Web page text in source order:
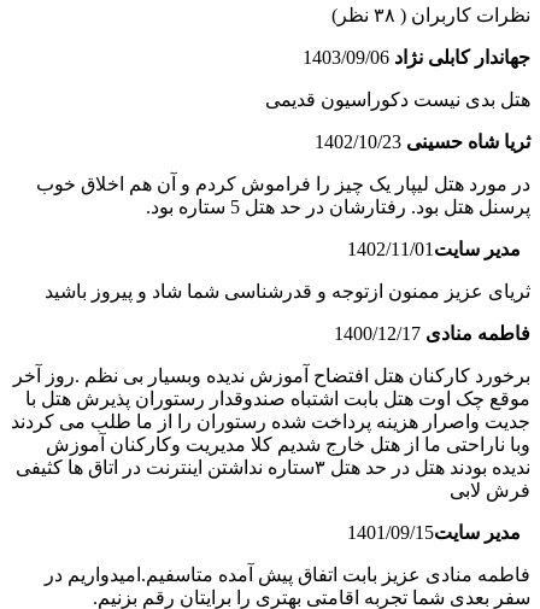
نظرات کاربران ( ۳۸ نظر)
جهاندار کابلى نژاد 1403/09/06
هتل بدى نیست دکوراسیون قدیمى
ثریا شاه حسینی 1402/10/23
در مورد هتل لیپار یک چیز را فراموش کردم و آن هم اخلاق خوب
پرسنل هتل بود. رفتارشان در حد هتل 5 ستاره بود.
مدیر سایت 1402/11/01
ثریای عزیز ممنون ازتوجه و قدرشناسی شما شاد و پیروز باشید
فاطمه منادی 1400/12/17
برخورد کارکنان هتل افتضاح آموزش ندیده وبسیار بی نظم .روز آخر
موقع چک اوت هتل بابت اشتباه صندوقدار رستوران پذیرش هتل با
جدیت واصرار هزینه پرداخت شده رستوران را از ما طلب می کردند
وبا ناراحتی ما از هتل خارج شدیم کلا مدیریت وکارکنان آموزش
ندیده بودند هتل در حد هتل ۳ستاره نداشتن اینترنت در اتاق ها کثیفی
فرش لابی
مدیر سایت1401/09/15
فاطمه منادی عزیز بابت اتفاق پیش آمده متاسفیم.امیدواریم در
سفر بعدی شما تجربه اقامتی بهتری را برایتان رقم بزنیم.